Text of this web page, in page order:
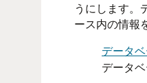
うにします。
ース内の情報
データ
データ